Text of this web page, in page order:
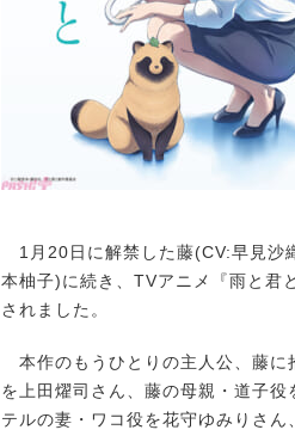
1月20日に解禁した藤(CV:早見沙
本柚子)に続き、TVアニメ『雨と君
されました。
本作のもうひとりの主人公、藤に
を上田燿司さん、藤の母親・道子役
テルの妻・ワコ役を花守ゆみりさ